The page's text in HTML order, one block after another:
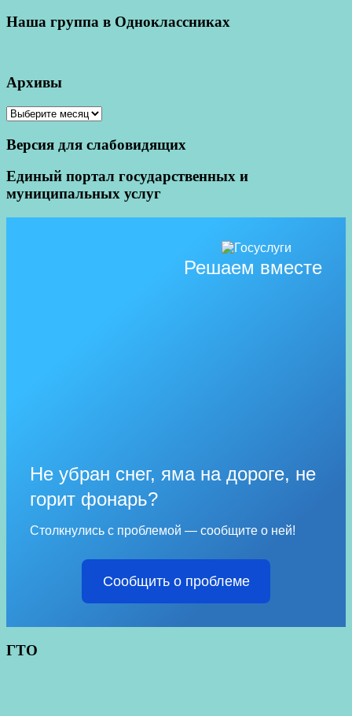
Наша группа в Одноклассниках
Архивы
Архивы
Версия для слабовидящих
Единый портал государственных и
муниципальных услуг
Решаем вместе
Не убран снег, яма на дороге, не
горит фонарь?
Столкнулись с проблемой — сообщите о ней!
Сообщить о проблеме
ГТО